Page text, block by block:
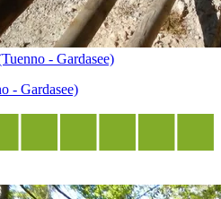
- Gardasee)
- Gardasee)